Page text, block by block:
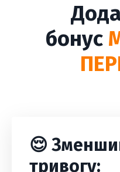
бонус
😌
тривогу: